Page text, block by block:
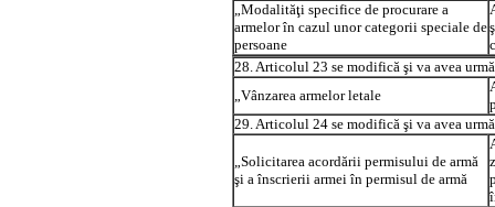
„Modalităţi specifice de procurare a
armelor în cazul unor categorii speciale de
persoane
28. Articolul 23 se modifică şi va avea
„Vânzarea armelor letale
29. Articolul 24 se modifică şi va avea
„Solicitarea acordării permisului de armă
şi a înscrierii armei în permisul de armă